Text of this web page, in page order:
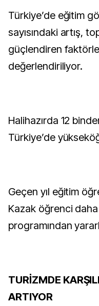
Türkiye’de eğitim
sayısındaki artış,
güçlendiren
değerlendiriliyor.
Halihazırda 12
Türkiye’de
Geçen yıl eğitim
Kazak öğrenci daha
programından
TURİZMDE
ARTIYOR